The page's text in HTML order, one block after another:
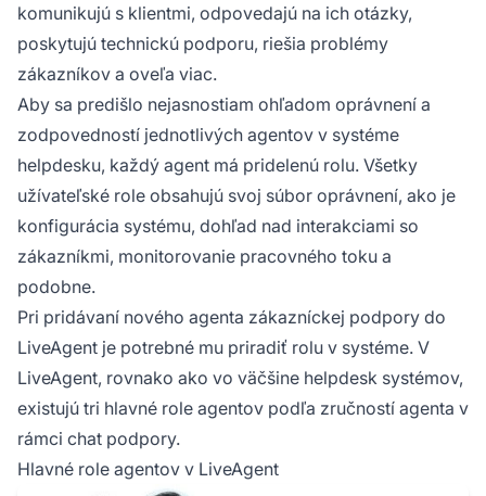
komunikujú s klientmi, odpovedajú na ich otázky,
poskytujú technickú podporu, riešia problémy
zákazníkov a oveľa viac.
Aby sa predišlo nejasnostiam ohľadom oprávnení a
zodpovedností jednotlivých agentov v systéme
helpdesku, každý agent má pridelenú rolu. Všetky
užívateľské role obsahujú svoj súbor oprávnení, ako je
konfigurácia systému, dohľad nad interakciami so
zákazníkmi, monitorovanie pracovného toku a
podobne.
Pri pridávaní nového agenta zákazníckej podpory do
LiveAgent je potrebné mu priradiť rolu v systéme. V
LiveAgent, rovnako ako vo väčšine helpdesk systémov,
existujú tri hlavné role agentov podľa zručností agenta v
rámci chat podpory.
Hlavné role agentov v LiveAgent